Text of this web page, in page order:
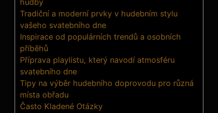
Tradiční a moderní prvky v hudebním stylu
vašeho svatebního dne
Inspirace od populárních trendů a osobních
příběhů
Příprava playlistu, který navodí atmosféru
svatebního dne
Tipy na výběr hudebního doprovodu pro různá
místa obřadu
Často Kladené Otázky